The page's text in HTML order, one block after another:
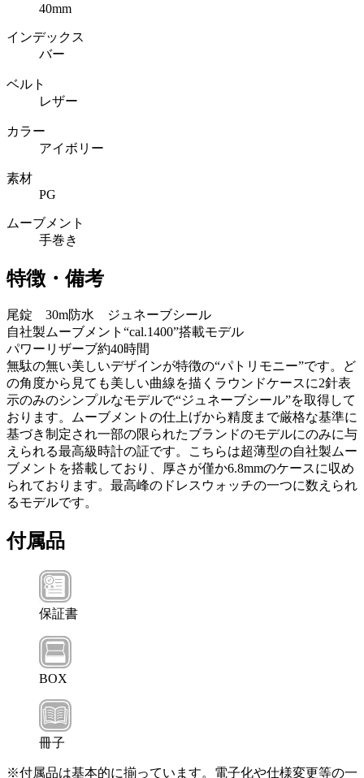
40mm
インデックス
バー
ベルト
レザー
カラー
アイボリー
素材
PG
ムーブメント
手巻き
特徴・備考
尾錠 30m防水 ジュネーブシール
自社製ムーブメント“cal.1400”搭載モデル
パワーリザーブ約40時間
無駄の無い美しいデザインが特徴の“パトリモニー”です。ど
の角度から見ても美しい曲線を描くラウンドケースに2針表
示のみのシンプルなモデルで“ジュネーブシール”を取得して
おります。ムーブメントの仕上げから精度まで厳格な基準に
基づき制定され一部の限られたブランドのモデルにのみに与
えられる最高級時計の証です。こちらは超薄型の自社製ムー
ブメントを搭載しており、厚さが僅か6.8mmのケースに収め
られております。最高峰のドレスウォッチの一つに数えられ
るモデルです。
付属品
保証書
BOX
冊子
※付属品は基本的に揃っています。電子化や仕様変更等の一